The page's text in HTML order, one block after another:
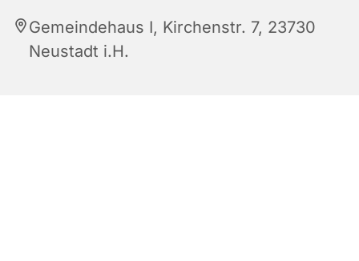
Gemeindehaus I, Kirchenstr. 7, 23730
Neustadt i.H.